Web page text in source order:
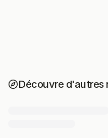
Découvre d'autres